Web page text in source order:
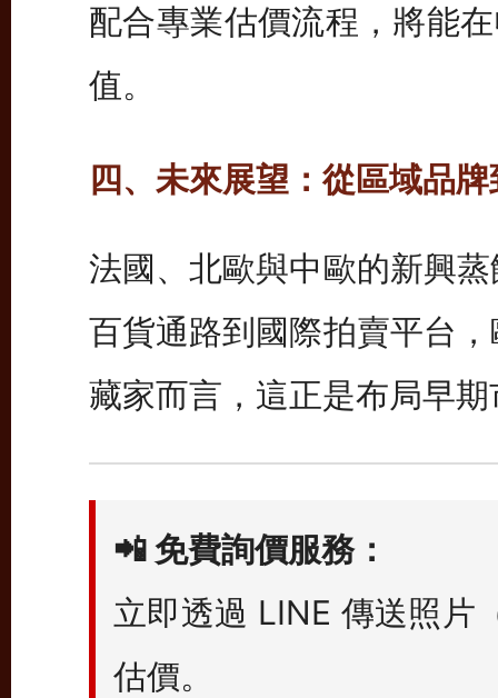
配合專業估價流程，將能
值。
四、未來展望：從區域品
法國、北歐與中歐的新興
百貨通路到國際拍賣平台
藏家而言，這正是布局早
📲免費詢價服務：
立即透過 LINE 傳送照片
估價。